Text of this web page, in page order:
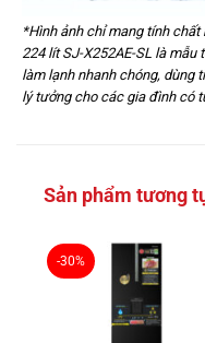
*Hình ảnh chỉ mang tính chất
224 lít SJ-X252AE-SL là
làm lạnh nhanh chóng, dùng
lý tưởng cho các gia đình có
Sản phẩm tương
-30%